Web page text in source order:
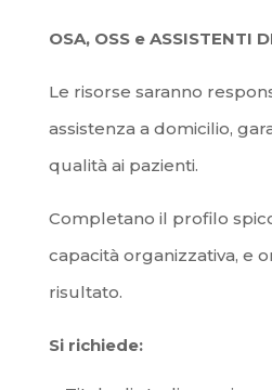
OSA, OSS e ASSISTENTI
Le risorse saranno
assistenza a domicilio,
qualità ai pazienti.
Completano il profilo
capacità organizzativa, e
risultato.
Si richiede: